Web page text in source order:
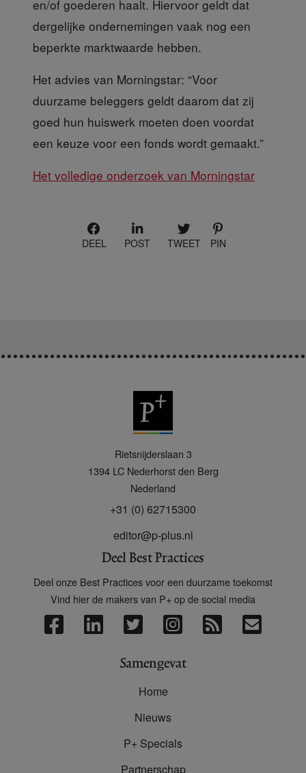
en/of goederen haalt. Hiervoor geldt dat
dergelijke ondernemingen vaak nog een
beperkte marktwaarde hebben.
Het advies van Morningstar: “Voor
duurzame beleggers geldt daarom dat zij
goed hun huiswerk moeten doen voordat
een keuze voor een fonds wordt gemaakt.”
Het volledige onderzoek van Morningstar
DEEL POST TWEET PIN
Rietsnijderslaan 3
1394 LC Nederhorst den Berg
Nederland
+31 (0) 62715300
editor@p-plus.nl
Deel Best Practices
Deel onze Best Practices voor een duurzame toekomst
Vind hier de makers van P+ op de social media
Samengevat
Home
Nieuws
P+ Specials
Partnerschap